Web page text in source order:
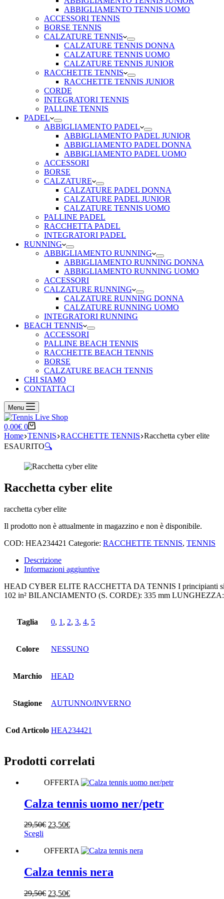
ABBIGLIAMENTO TENNIS UOMO
ACCESSORI TENNIS
BORSE TENNIS
CALZATURE TENNIS
CALZATURE TENNIS DONNA
CALZATURE TENNIS UOMO
CALZATURE TENNIS JUNIOR
RACCHETTE TENNIS
RACCHETTE TENNIS JUNIOR
CORDE
INTEGRATORI TENNIS
PALLINE TENNIS
PADEL
ABBIGLIAMENTO PADEL
ABBIGLIAMENTO PADEL JUNIOR
ABBIGLIAMENTO PADEL DONNA
ABBIGLIAMENTO PADEL UOMO
ACCESSORI
BORSE
CALZATURE
CALZATURE PADEL DONNA
CALZATURE PADEL JUNIOR
CALZATURE TENNIS UOMO
PALLINE PADEL
RACCHETTA PADEL
INTEGRATORI PADEL
RUNNING
ABBIGLIAMENTO RUNNING
ABBIGLIAMENTO RUNNING DONNA
ABBIGLIAMENTO RUNNING UOMO
ACCESSORI
CALZATURE RUNNING
CALZATURE RUNNING DONNA
CALZATURE RUNNING UOMO
INTEGRATORI RUNNING
BEACH TENNIS
ACCESSORI
PALLINE BEACH TENNIS
RACCHETTE BEACH TENNIS
BORSE
CALZATURE BEACH TENNIS
CHI SIAMO
CONTATTACI
Menu
Carrello
0,00€ 0
Home TENNIS RACCHETTE TENNIS Racchetta cyber elite
ESAURITO🔍
Racchetta cyber elite
racchetta cyber elite
Il prodotto non è attualmente in magazzino e non è disponibile.
COD: HEA234421 Categorie: RACCHETTE TENNIS, TENNIS
Descrizione
Informazioni aggiuntive
HEAD CYBER ELITE RACCHETTA DA TENNIS I principianti si
102 in² BILANCIAMENTO (S. CORDE): 335 mm
Taglia 0, 1 , 2, 3, 4, 5
Colore NESSUNO
Marchio HEAD
Stagione AUTUNNO/INVERNO
Cod Articolo HEA234421
Prodotti correlati
OFFERTA
Calza tennis uomo ner/petr
29,50€ Il
era:
23,50€Il
è:
Scegli
ha
varianti.
Le
possono
OFFERTA
Calza tennis nera
29,50€ Il
23,50€Il